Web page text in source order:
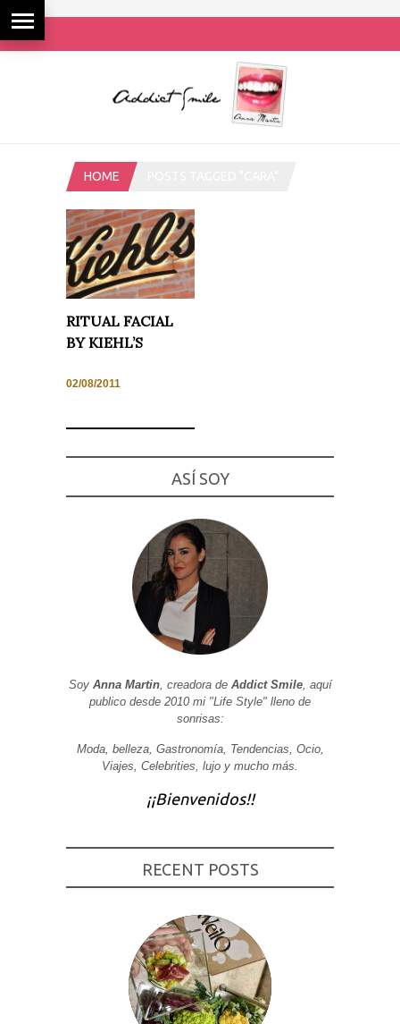
HOME
RITUAL FACIAL
BY KIEHL’S
02/08/2011
ASÍ SOY
Soy Anna Martin, creadora de Addict Smile, aquí
publico desde 2010 mi "Life Style" lleno de
sonrisas:
Moda, belleza, Gastronomía, Tendencias, Ocio,
Viajes, Celebrities, lujo y mucho más.
¡¡Bienvenidos!!
RECENT POSTS
Necesarias
mejorar la
funcionalidad
nuestra web
durante tu